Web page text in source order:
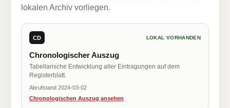
lokalen Archiv vorliegen.
CD LOKAL VORHANDEN
Chronologischer Auszug
Tabellarische Entwicklung aller Eintragungen auf dem
Registerblatt.
Abrufstand 2024-03-02
Chronologischen Auszug ansehen